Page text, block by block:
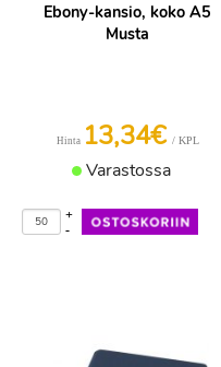
Ebony-kansio, koko A5
Musta
Hinta 13,34€ / KPL
Varastossa
-
+